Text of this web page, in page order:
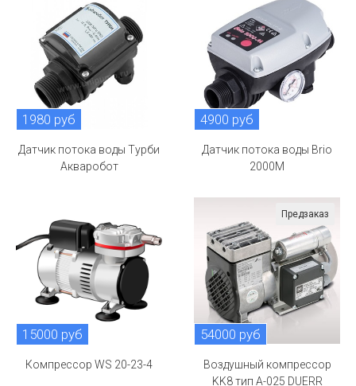
1980 руб
Датчик потока воды Турби
Акваробот
4900 руб
Датчик потока воды Brio
2000M
15000 руб
Компрессор WS 20-23-4
Предзаказ
54000 руб
Воздушный компрессор
KK8 тип A-025 DUERR